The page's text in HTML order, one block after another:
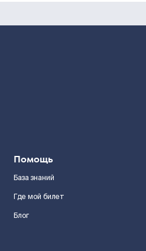
Помощь
База знаний
Где мой билет
Блог